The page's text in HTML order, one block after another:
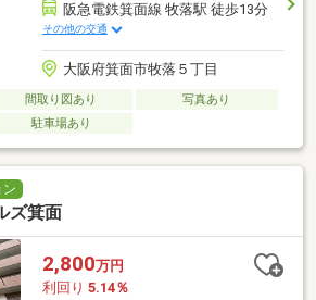
阪急電鉄箕面線 牧落駅 徒歩13分
その他の交通
大阪府箕面市牧落５丁目
間取り図あり
写真あり
駐車場あり
ン
ズ箕面
2,800万円
利回り 5.14％